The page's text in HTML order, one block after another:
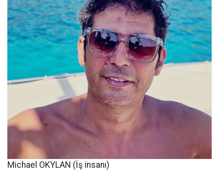
Michael OKYLAN (İş insanı)